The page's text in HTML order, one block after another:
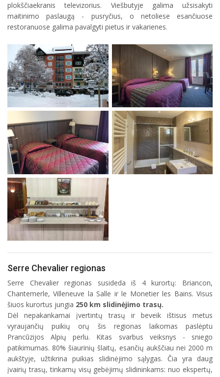
plokščiaekranis televizorius. Viešbutyje galima užsisakyti
maitinimo paslaugą - pusryčius, o netoliese esančiuose
restoranuose galima pavalgyti pietus ir vakarienes.
Serre Chevalier regionas
Serre Chevalier regionas susideda iš 4 kurortų: Briancon,
Chantemerle, Villeneuve la Salle ir le Monetier les Bains. Visus
šiuos kurortus jungia 250 km slidinėjimo trasų.
Dėl nepakankamai įvertintų trasų ir beveik ištisus metus
vyraujančių puikių orų šis regionas laikomas paslėptu
Prancūzijos Alpių perlu. Kitas svarbus veiksnys - sniego
patikimumas. 80% šiaurinių šlaitų, esančių aukščiau nei 2000 m
aukštyje, užtikrina puikias slidinėjimo sąlygas. Čia yra daug
įvairių trasų, tinkamų visų gebėjimų slidininkams: nuo ekspertų,